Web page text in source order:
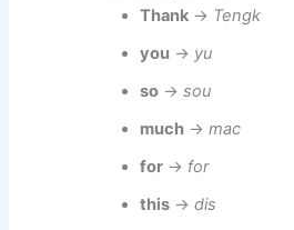
Thank → Tengk
you → yu
so →sou
much →mac
for → for
this →dis